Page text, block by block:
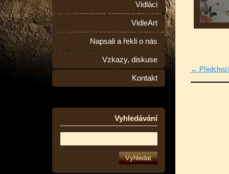
Vidláci
VidleArt
Napsali a řekli o nás
Vzkazy, diskuse
Kontakt
Vyhledávání
← Předchozí